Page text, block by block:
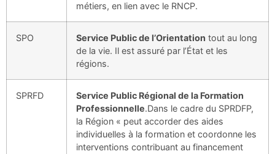
métiers, en lien avec le RNCP.
SPO Service Public de l’Orientation tout au long
de la vie. Il est assuré par l’État et les
régions.
SPRFD
Service Public Régional de la Formation
Professionnelle.Dans le cadre du SPRDFP,
la Région « peut accorder des aides
individuelles à la formation et coordonne les
interventions contribuant au financement